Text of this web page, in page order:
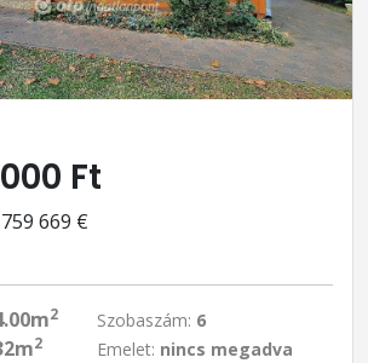
Ft
759 669 €
2
2
Szobaszám: 6
Emelet: nincs megadva